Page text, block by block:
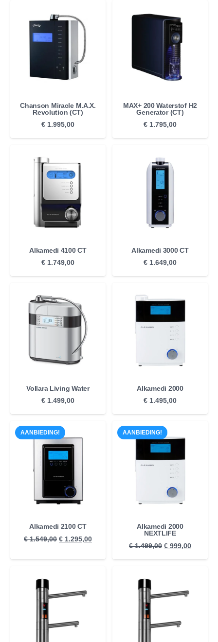
€ 2.495,00.
€ 2.499,00.
Chanson Miracle M.A.X.
Revolution (CT)
€ 1.995,00
MAX+ 200 Waterstof H2
Generator (CT)
€ 1.795,00
Alkamedi 4100 CT
€ 1.749,00
Alkamedi 3000 CT
€ 1.649,00
Vollara Living Water
€ 1.499,00
Alkamedi 2000
€ 1.495,00
AANBIEDING!
Alkamedi 2100 CT
€1.549,00 Oorspronkelijke
€ 1.295,00Huidige
AANBIEDING!
Alkamedi 2000
NEXTLIFE
€1.499,00 Oorspronkelijke
prijs
€ 999,00Huidige
prijs